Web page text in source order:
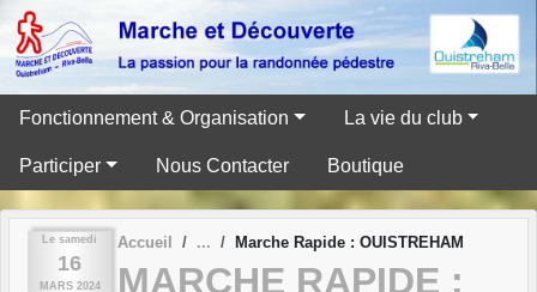
Fonctionnement & Organisation La vie du club
Participer Nous Contacter Boutique
Le samedi
16
MARS 2024
Accueil Marche Rapide : OUISTREHAM
MARCHE RAPIDE :
Panneau de gestion des cookies